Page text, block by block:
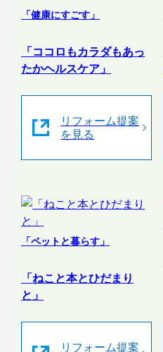
「健康にすごす」
「ココロもカラダもあっ
たかヘルスケア」
リフォーム提案
を見る
「ペットと暮らす」
「ねこと本とひだまり
と」
リフォーム提案